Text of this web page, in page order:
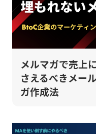
メルマガで売上
さえるべきメー
ガ作成法